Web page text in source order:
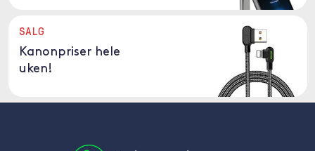
SALG
Kanonpriser hele
uken!